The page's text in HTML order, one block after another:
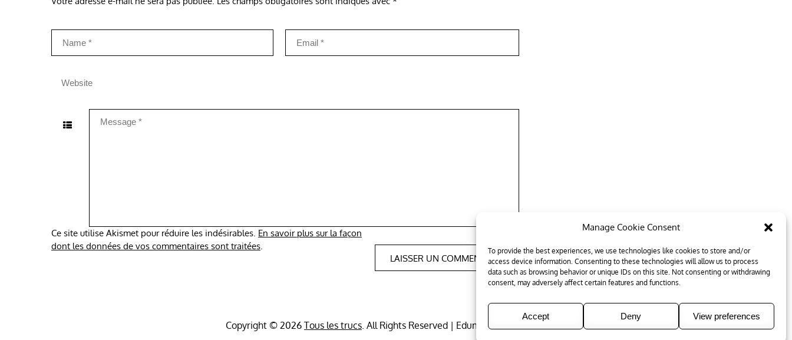
Manage Cookie Consent
To provide the best experiences, we use technologies like cookies to store and/or
access device information. Consenting to these technologies will allow us to process
data such as browsing behavior or unique IDs on this site. Not consenting or withdrawing
consent, may adversely affect certain features and functions.
Accept Deny View preferences
Ce site utilise Akismet pour réduire les indésirables. En savoir plus sur la façon
dont les données de vos commentaires sont traitées.
Copyright © 2026 Tous les trucs. All Rights Reserved | Edumag by